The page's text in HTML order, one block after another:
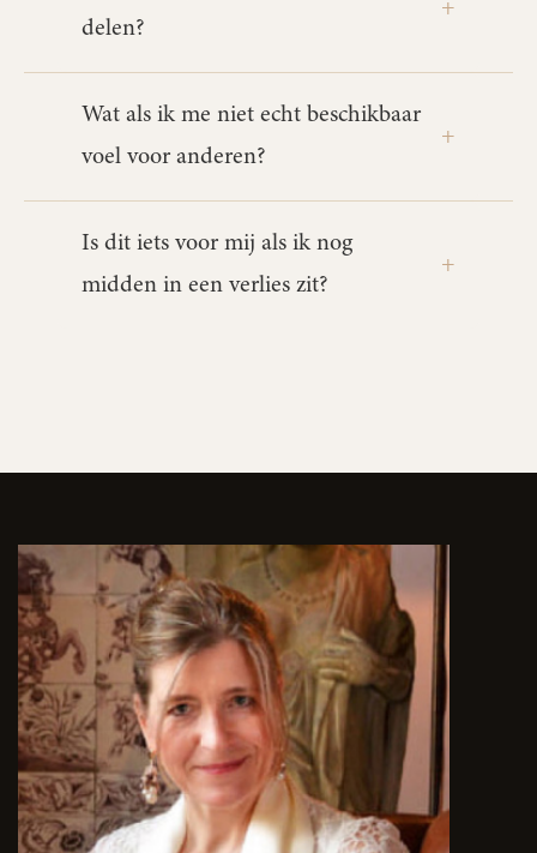
delen?
Wat als ik me niet echt beschikbaar
voel voor anderen?
Is dit iets voor mij als ik nog
midden in een verlies zit?